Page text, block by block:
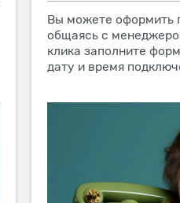
Вы можете оформить
общаясь с
клика заполните
дату и время